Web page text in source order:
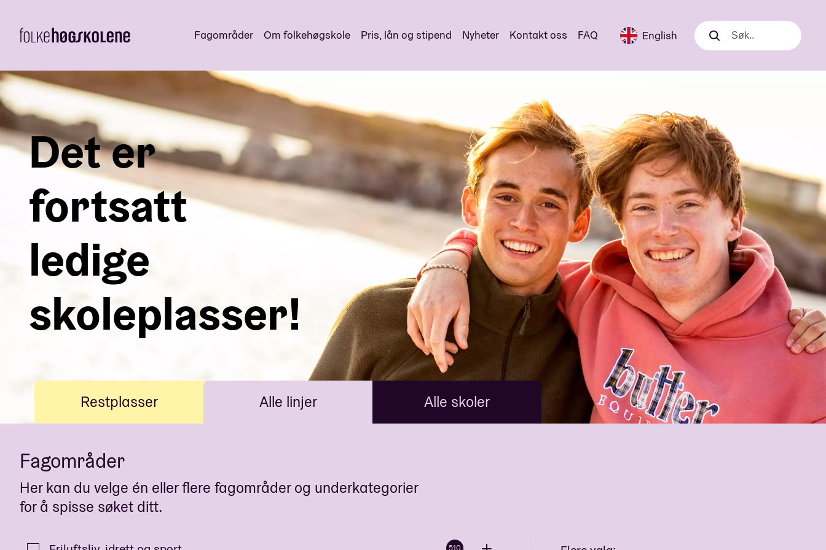
Fagområder Om folkehøgskole Pris, lån og stipend Nyheter Kontakt oss FAQ English Søk
Søk
Det er
fortsatt
ledige
skoleplasser!
Restplasser Alle linjer Alle skoler
Fagområder
Her kan du velge én eller flere fagområder og underkategorier
for å spisse søket ditt.
510